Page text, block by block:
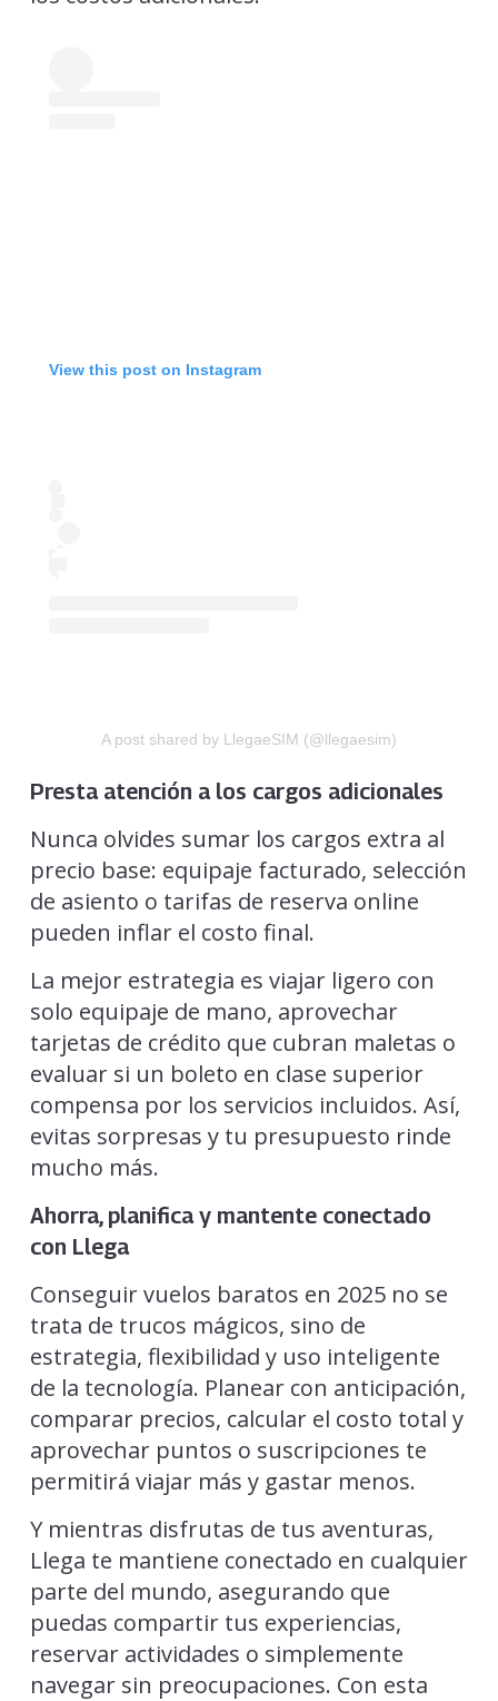
View this post on Instagram
A post shared by LlegaeSIM (@llegaesim)
Presta atención a los cargos adicionales
Nunca olvides sumar los cargos extra al
precio base: equipaje facturado, selección
de asiento o tarifas de reserva online
pueden inflar el costo final.
La mejor estrategia es viajar ligero con
solo equipaje de mano, aprovechar
tarjetas de crédito que cubran maletas o
evaluar si un boleto en clase superior
compensa por los servicios incluidos. Así,
evitas sorpresas y tu presupuesto rinde
mucho más.
Ahorra, planifica y mantente conectado
con Llega
Conseguir vuelos baratos en 2025 no se
trata de trucos mágicos, sino de
estrategia, flexibilidad y uso inteligente
de la tecnología. Planear con anticipación,
comparar precios, calcular el costo total y
aprovechar puntos o suscripciones te
permitirá viajar más y gastar menos.
Y mientras disfrutas de tus aventuras,
Llega te mantiene conectado en cualquier
parte del mundo, asegurando que
puedas compartir tus experiencias,
reservar actividades o simplemente
navegar sin preocupaciones. Con esta